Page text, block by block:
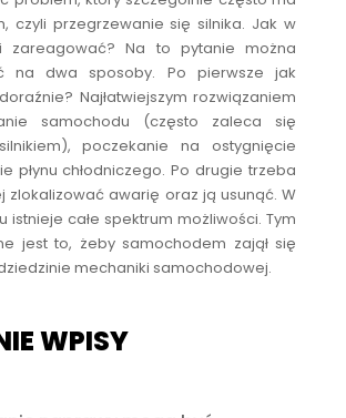
czyli przegrzewanie się silnika. Jak w
zareagować? Na to pytanie można
na dwa sposoby. Po pierwsze jak
Najłatwiejszym rozwiązaniem
samochodu (często zaleca się
poczekanie na ostygnięcie
płynu chłodniczego. Po drugie trzeba
zlokalizować awarię oraz ją usunąć. W
istnieje całe spektrum możliwości. Tym
jest to, żeby samochodem zajął się
mechaniki samochodowej.
WPISY